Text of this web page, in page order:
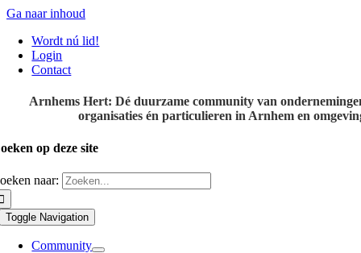
Ga naar inhoud
Wordt nú lid!
Login
Contact
Arnhems Hert: Dé duurzame community van
organisaties én particulieren in Arnhem en
op deze site
naar:
Toggle Navigation
Community